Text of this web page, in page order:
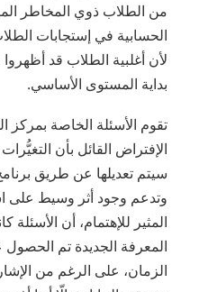
من الطلاب ذوي المخاطر
الحسابية في إستجابات
لأن أغلبية الطلاب قد
بداية المستوى الأساسي.
تقوم الأسئلة الخاصة بمركز
الإفتراض القائل بأن
سيتم تعديلها عن طريق
وتدعم وجود أثر وسيط على
المثير للإهتمام، أن
المعرفة الجديدة تم الحصول
الزمان، على الرغم من